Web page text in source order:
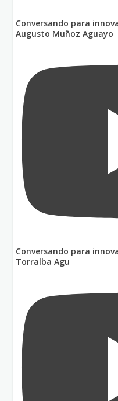
Conversando para
Augusto Muñoz Aguayo
Conversando para
Torralba Agu